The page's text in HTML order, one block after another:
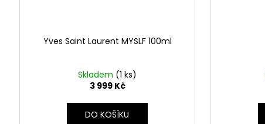
Yves Saint Laurent MYSLF 100ml
Skladem (1 ks)
3 999 Kč
DO KOŠÍKU